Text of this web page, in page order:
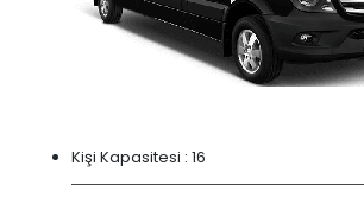
Kişi Kapasitesi : 16